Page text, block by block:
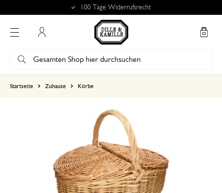
100 Tage Widerrufsrecht
Startseite Zuhause Körbe